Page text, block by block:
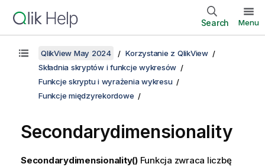
Search Menu
QlikView May 2024
Korzystanie z QlikView
Składnia skryptów i funkcje wykresów
Funkcje skryptu i wyrażenia wykresu
Funkcje międzyrekordowe
Secondarydimensionality
Secondarydimensionality()Funkcja zwraca liczbę